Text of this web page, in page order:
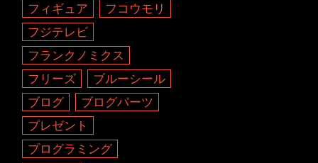
フィギュア
フコウモリ
フジテレビ
フランクノミクス
フリーズ
ブルーシール
ブログ
ブログパーツ
プレゼント
プログラミング